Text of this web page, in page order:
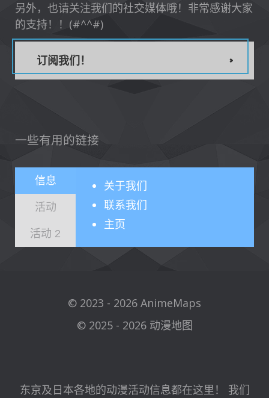
另外，也请关注我们的社交媒体哦！非常感谢大家
的支持！！(#^^#)
订阅我们！
一些有用的链接
信息
活动
活动 2
关于我们
联系我们
主页
© 2023 - 2026 AnimeMaps
© 2025 - 2026 动漫地图
东京及日本各地的动漫活动信息都在这里！ 我们